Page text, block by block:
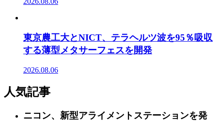
東京農工大とNICT、テラヘルツ波を95％吸収
する薄型メタサーフェスを開発
2026.08.06
人気記事
ニコン、新型アライメントステーションを発